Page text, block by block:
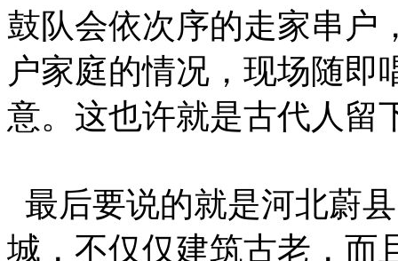
鼓队会依次序的走家串户
户家庭的情况，现场随即
意。这也许就是古代人留
最后要说的就是河北蔚
城，不仅仅建筑古老，而